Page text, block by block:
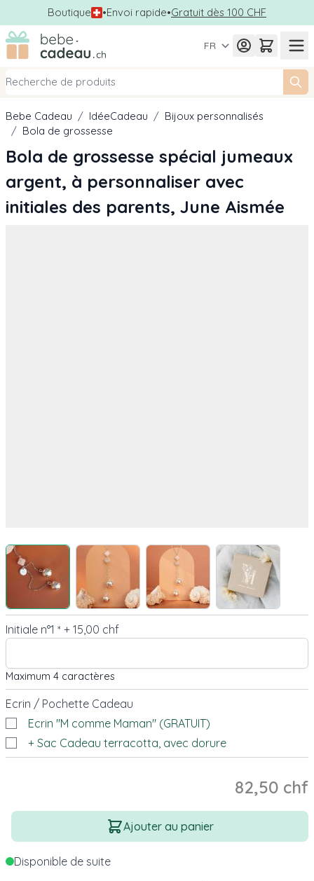
Boutique •Envoi rapide•Gratuit dès 100 CHF
Allez au contenu
FR
Bebe Cadeau / IdéeCadeau / Bijoux personnalisés
/ Bola de grossesse
Bola de grossesse spécial jumeaux
argent, à personnaliser avec
initiales des parents, June Aismée
View larger imageView larger imageView larger imageView larger
Initiale n°1 * + 15,00 chf
Maximum 4 caractères
Ecrin / Pochette Cadeau
Ecrin "M comme Maman" (GRATUIT)
+ Sac Cadeau terracotta, avec dorure
82,50 chf
Quantité
Ajouter au panier
Disponible de suite